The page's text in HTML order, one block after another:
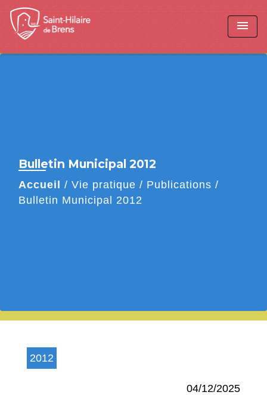
menu
Bulletin Municipal 2012
Accueil / Vie pratique / Publications /
Bulletin Municipal 2012
2012
04/12/2025